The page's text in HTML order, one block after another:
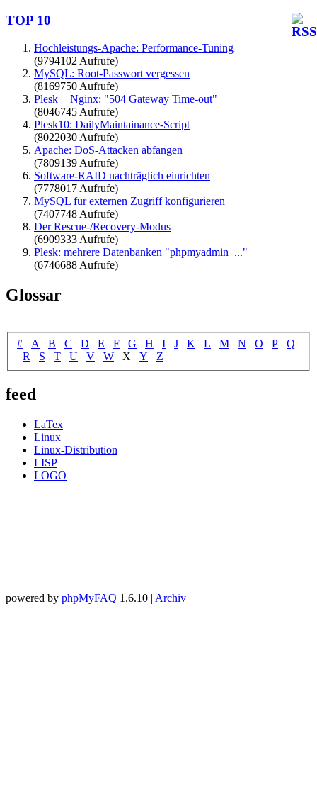
TOP 10
Hochleistungs-Apache: Performance-Tuning
(9794102 Aufrufe)
MySQL: Root-Passwort vergessen
(8169750 Aufrufe)
Plesk + Nginx: "504 Gateway Time-out"
(8046745 Aufrufe)
Plesk10: DailyMaintainance-Script
(8022030 Aufrufe)
Apache: DoS-Attacken abfangen
(7809139 Aufrufe)
Software-RAID nachträglich einrichten
(7778017 Aufrufe)
MySQL für externen Zugriff konfigurieren
(7407748 Aufrufe)
Der Rescue-/Recovery-Modus
(6909333 Aufrufe)
Plesk: mehrere Datenbanken "phpmyadmin_..."
(6746688 Aufrufe)
Glossar
# A B C D E F G H I J K L M N O P
Q
R
S T U V W X Y Z
feed
LaTex
Linux
Linux-Distribution
LISP
LOGO
powered by phpMyFAQ 1.6.10 | Archiv